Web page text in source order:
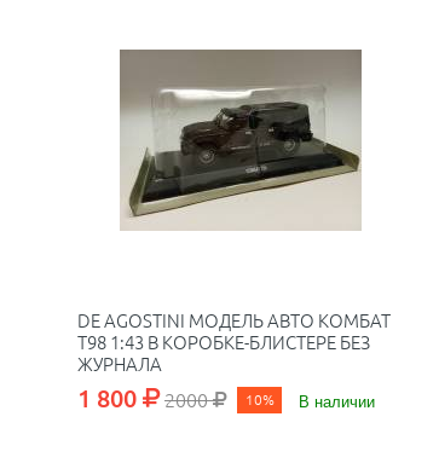
DE AGOSTINI МОДЕЛЬ АВТО КОМБАТ
Т98 1:43 В КОРОБКЕ-БЛИСТЕРЕ БЕЗ
ЖУРНАЛА
1 800 2000 10% В наличии